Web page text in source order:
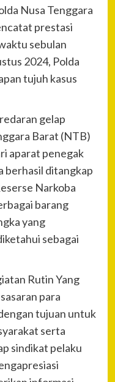
Nusa Tenggara
prestasi
sebulan
2024, Polda
tujuh kasus
gelap
Barat (NTB)
aparat penegak
berhasil ditangkap
Narkoba
barang
yang
sebagai
Rutin Yang
para
tujuan untuk
serta
sindikat pelaku